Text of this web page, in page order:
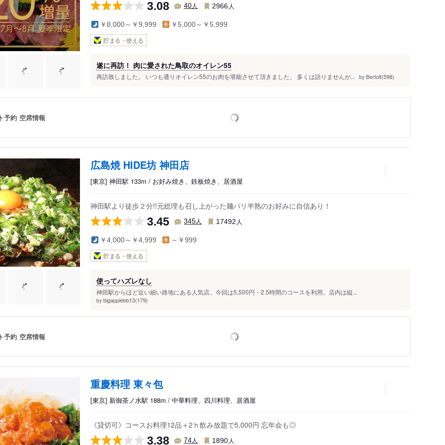
3.08 40人 2966 人
￥8,000～￥9,999 ￥5,000～￥5,999
貯まる・使える
遂に再訪！ 肉に愛された鳥取のオイレン55
再訪致しました。 いつも通りオイレン55のお肉を堪能させて頂きました。 多くは語りませんが... by Bertolt(598)
予約 空席情報
広島焼 HIDE坊 神田店
[東京] 神田駅 133m / お好み焼き、鉄板焼き、居酒屋
神田駅より徒歩２分!!元総理も召し上がった麺パリ半熟のお好みに自信あり！
3.45 345人 17492 人
￥4,000～￥4,999 ～￥999
貯まる・使える
使ってハズレなし
神田駅からほど近い細い路地にある人気店。今回は5,500円・2.5時間のコースを利用。店内は縦...
by bigapplebb13(179)
予約 空席情報
重慶料理 東々包
[東京] 新御茶ノ水駅 188m / 中華料理、四川料理、居酒屋
《貸切可》コースお料理12品＋2ｈ飲み放題で5,000円 忘年会も◎
3.38 74人 1890 人